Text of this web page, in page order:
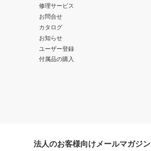
修理サービス
お問合せ
カタログ
お知らせ
ユーザー登録
付属品の購入
法人のお客様向けメールマガジン